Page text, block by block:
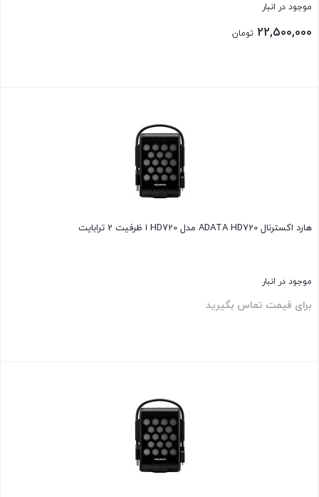
موجود در انبار
22,500,000 تومان
هارد اکسترنال ADATA HD720 مدل HD720 ا ظرفیت 2 ترابایت
موجود در انبار
برای قیمت تماس بگیرید